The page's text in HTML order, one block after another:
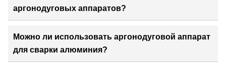
аргонодуговых аппаратов?
Можно ли использовать аргонодуговой аппарат
для сварки алюминия?